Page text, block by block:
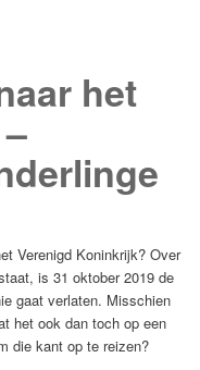
het
Verenigd Koninkrijk? Over
is 31 oktober 2019 de
gaat verlaten. Misschien
het ook dan toch op een
die kant op te reizen?